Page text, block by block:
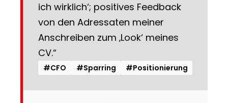
ich wirklich‘; positives Feedback
von den Adressaten meiner
Anschreiben zum ‚Look‘ meines
CV.“
#CFO #Sparring #Positionierung